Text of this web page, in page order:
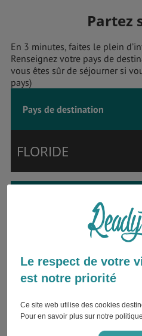
Partez
En 3 minutes, faites le plein
Renseignez votre pays de
vous êtes sûr de séjourner si
pays)
Pays de destination
FLORIDE
Envie d’être
un expert ?
Inscrivez votre nom
Le respect de votre
est notre priorité
Ce site web utilise des cookies
Pour en savoir plus sur notre